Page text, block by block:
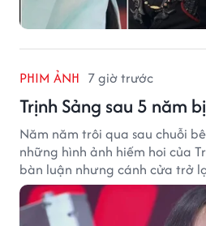
PHIM ẢNH 7 giờ trước
Trịnh Sảng sau 5 năm
Năm năm trôi qua sau chuỗi
những hình ảnh hiếm hoi của
bàn luận nhưng cánh cửa trở
vời.